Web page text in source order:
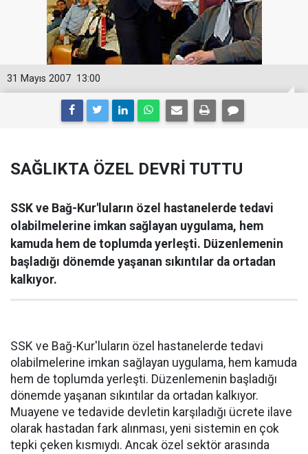
13:00
31 Mayıs 2007
SAĞLIKTA ÖZEL DEVRİ TUTTU
SSK ve Bağ-Kur'luların özel hastanelerde tedavi
olabilmelerine imkan sağlayan uygulama, hem
kamuda hem de toplumda yerleşti. Düzenlemenin
başladığı dönemde yaşanan sıkıntılar da ortadan
kalkıyor.
SSK ve Bağ-Kur'luların özel hastanelerde tedavi
olabilmelerine imkan sağlayan uygulama, hem kamuda
hem de toplumda yerleşti. Düzenlemenin başladığı
dönemde yaşanan sıkıntılar da ortadan kalkıyor.
Muayene ve tedavide devletin karşıladığı ücrete ilave
olarak hastadan fark alınması, yeni sistemin en çok
tepki çeken kısmıydı. Ancak özel sektör arasında